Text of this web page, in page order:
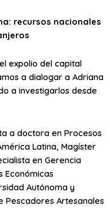
recursos nacionales
expolio del capital
a dialogar a Adriana
a investigarlos desde
a doctora en Procesos
Latina, Magíster
en Gerencia
Económicas
Autónoma y
Pescadores Artesanales